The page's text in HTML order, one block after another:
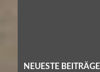
NEUESTE BEITRÄGE